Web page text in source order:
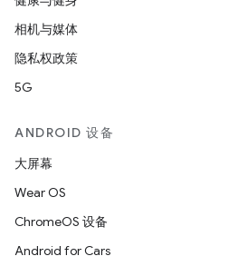
相机与媒体
隐私权政策
5G
ANDROID 设备
大屏幕
Wear OS
ChromeOS 设备
Android for Cars